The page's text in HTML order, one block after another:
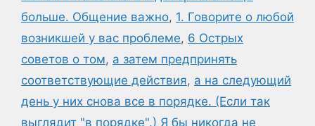
больше. Общение важно, 1. Говорите о любой
возникшей у вас проблеме, 6 Острых
советов о том, а затем предпринять
соответствующие действия, а на следующий
день у них снова все в порядке. (Если так
выглядит "в порядке".) Я бы никогда не